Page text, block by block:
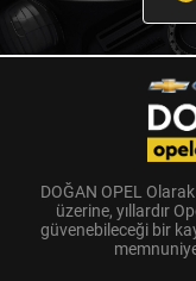
DOĞAN OPEL
üzerine, yıllardır
güvenebileceği bir